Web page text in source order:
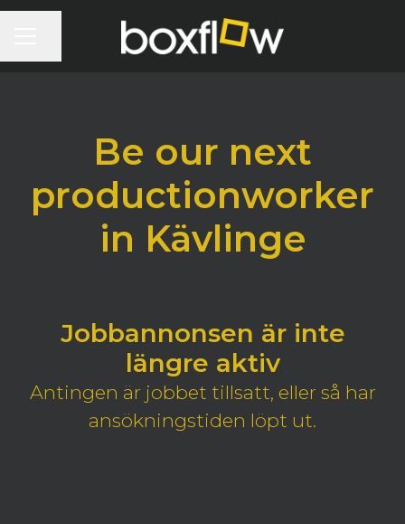
Be our next
productionworker
in Kävlinge
Jobbannonsen är inte
längre aktiv
Antingen är jobbet tillsatt, eller så har
ansökningstiden löpt ut.